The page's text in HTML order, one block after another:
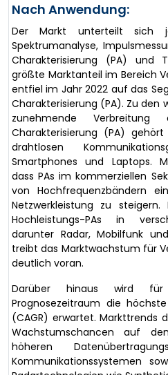
Nach Anwendung:
Der Markt unterteilt sich
Spektrumanalyse,
Charakterisierung (PA) und
größte Marktanteil im Bereich
entfiel im Jahr 2022 auf das
Charakterisierung (PA). Zu den
zunehmende Verbreitung
Charakterisierung (PA)
drahtlosen
Smartphones und Laptops.
dass PAs im kommerziellen
von Hochfrequenzbändern
Netzwerkleistung zu
Hochleistungs-PAs in
darunter Radar, Mobilfunk
treibt das Marktwachstum für
deutlich voran.
Darüber hinaus wird
Prognosezeitraum die
(CAGR) erwartet. Markttrends
Wachstumschancen auf
höheren
Kommunikationssystemen